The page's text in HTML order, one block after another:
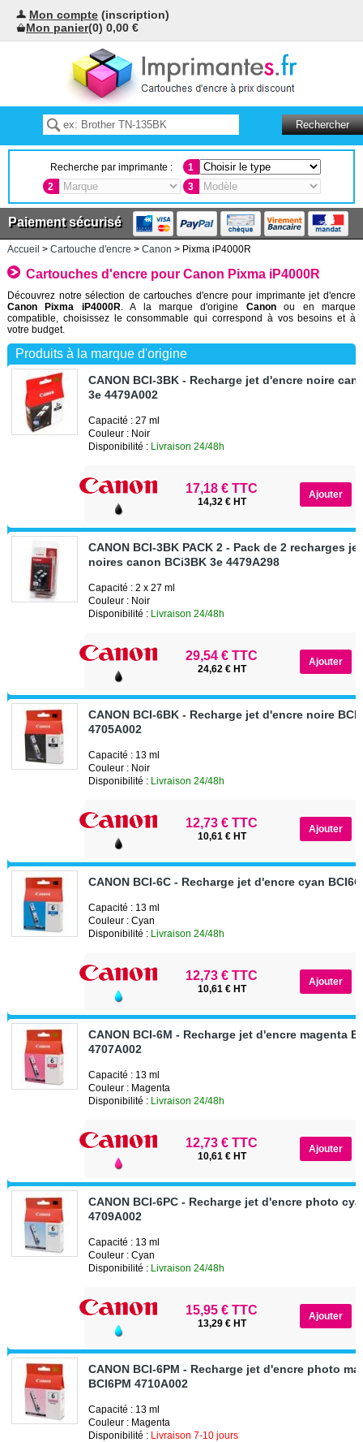
Mon compte (inscription)
Mon panier(0) 0,00 €
Recherche par imprimante :
1
2
3
Paiement sécurisé
Accueil > Cartouche d'encre > Canon > Pixma iP4000R
Cartouches d'encre pour Canon Pixma iP4000R
Découvrez notre sélection de cartouches d'encre pour imprimante jet d'encre
Canon Pixma iP4000R . A la marque d'origine Canonou en marque
compatible, choisissez le consommable qui correspond à vos besoins et à
votre budget.
Produits à la marque d'origine
CANON BCI-3BK - Recharge jet d'encre noire
3e 4479A002
Capacité : 27 ml
Couleur : Noir
Disponibilité : Livraison 24/48h
17,18 € TTC
14,32 € HT
CANON BCI-3BK PACK 2 - Pack de 2 recharges
noires canon BCi3BK 3e 4479A298
Capacité : 2 x 27 ml
Couleur : Noir
Disponibilité : Livraison 24/48h
29,54 € TTC
24,62 € HT
CANON BCI-6BK - Recharge jet d'encre noire
4705A002
Capacité : 13 ml
Couleur : Noir
Disponibilité : Livraison 24/48h
12,73 € TTC
10,61 € HT
CANON BCI-6C - Recharge jet d'encre cyan
Capacité : 13 ml
Couleur : Cyan
Disponibilité : Livraison 24/48h
12,73 € TTC
10,61 € HT
CANON BCI-6M - Recharge jet d'encre magenta
4707A002
Capacité : 13 ml
Couleur : Magenta
Disponibilité : Livraison 24/48h
12,73 € TTC
10,61 € HT
CANON BCI-6PC - Recharge jet d'encre photo
4709A002
Capacité : 13 ml
Couleur : Cyan
Disponibilité : Livraison 24/48h
15,95 € TTC
13,29 € HT
CANON BCI-6PM - Recharge jet d'encre photo
BCI6PM 4710A002
Capacité : 13 ml
Couleur : Magenta
Disponibilité : Livraison 7-10 jours